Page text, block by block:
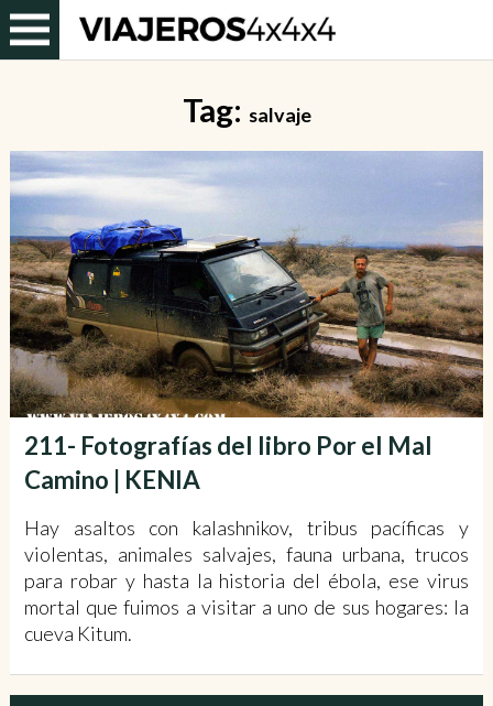
Tag: salvaje
211- Fotografías del libro Por el Mal
Camino | KENIA
Hay asaltos con kalashnikov, tribus pacíficas y
violentas, animales salvajes, fauna urbana, trucos
para robar y hasta la historia del ébola, ese virus
mortal que fuimos a visitar a uno de sus hogares: la
cueva Kitum.